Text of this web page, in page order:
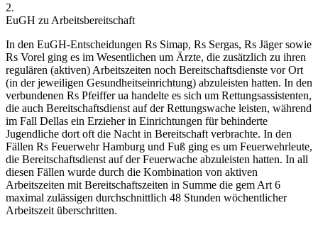
2.
EuGH zu Arbeitsbereitschaft
In den EuGH-Entscheidungen Rs Simap, Rs Sergas, Rs Jägersowie
Rs Vorel ging es im Wesentlichen um Ärzte, die zusätzlich zu ihren
regulären (aktiven) Arbeitszeiten noch Bereitschaftsdienste vor Ort
(in der jeweiligen Gesundheitseinrichtung) abzuleisten hatten. In den
verbundenen Rs Pfeiffer ua handelte es sich um Rettungsassistenten,
die auch Bereitschaftsdienst auf der Rettungswache leisten, während
im Fall Dellas ein Erzieher in Einrichtungen für behinderte
Jugendliche dort oft die Nacht in Bereitschaft verbrachte. In den
Fällen Rs Feuerwehr Hamburg und Fuß ging es um Feuerwehrleute,
die Bereitschaftsdienst auf der Feuerwache abzuleisten hatten. In all
diesen Fällen wurde durch die Kombination von aktiven
Arbeitszeiten mit Bereitschaftszeiten in Summe die gem Art 6
maximal zulässigen durchschnittlich 48 Stunden wöchentlicher
Arbeitszeit überschritten.